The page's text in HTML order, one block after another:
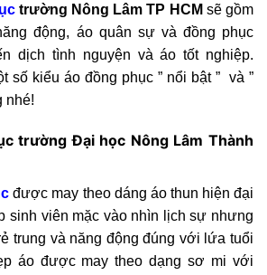
trường Nông Lâm TP HCM sẽ gồm
động, áo quân sự và đồng phục
dịch tình nguyện và áo tốt nghiệp.
số kiểu áo đồng phục ” nổi bật ” và ”
nhé!
trường Đại học Nông Lâm Thành
được may theo dáng áo thun hiện đại
sinh viên mặc vào nhìn lịch sự nhưng
trung và năng động đúng với lứa tuổi
áo được may theo dạng sơ mi với